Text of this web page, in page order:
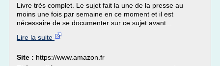
Livre très complet. Le sujet fait la une de la presse au
moins une fois par semaine en ce moment et il est
nécessaire de se documenter sur ce sujet avant...
Lire la suite
Site : https://www.amazon.fr